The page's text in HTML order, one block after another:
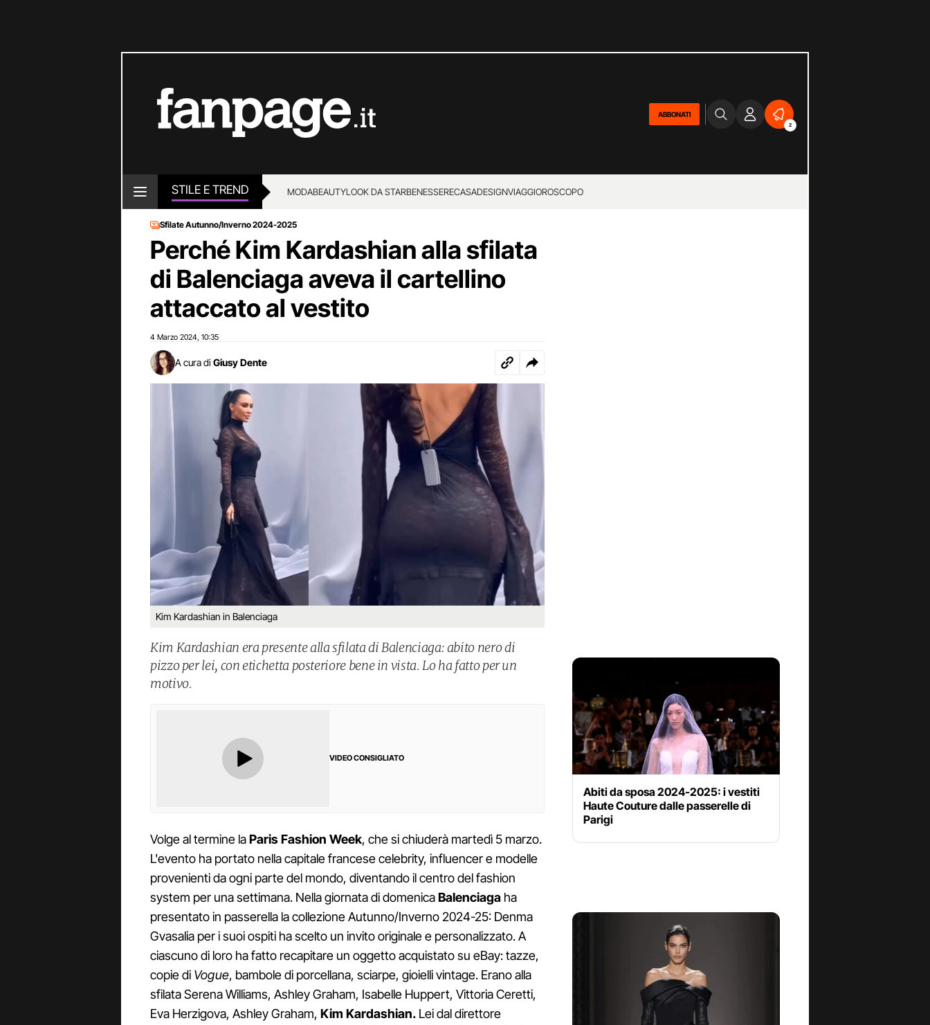
ABBONATI
2
STILE E TREND MODABEAUTYLOOK DA STARBENESSERECASADESIGNVIAGGIOROSCOPO
Sfilate Autunno/Inverno 2024-2025
Perché Kim Kardashian alla sfilata
di Balenciaga aveva il cartellino
attaccato al vestito
4 Marzo 2024 10:35
A cura di Giusy Dente
Kim Kardashian in Balenciaga
Kim Kardashian era presente alla sfilata di Balenciaga: abito nero di
pizzo per lei, con etichetta posteriore bene in vista. Lo ha fatto per un
motivo.
VIDEO CONSIGLIATO
Volge al termine laParis Fashion Week, che si chiuderà martedì 5 marzo.
L'evento ha portato nella capitale francese celebrity, influencer e modelle
provenienti da ogni parte del mondo, diventando il centro del fashion
system per una settimana. Nella giornata di domenicaBalenciaga ha
presentato in passerella la collezione Autunno/Inverno 2024-25: Denma
Gvasalia per i suoi ospiti ha scelto un invito originale e personalizzato. A
ciascuno di loro ha fatto recapitare un oggetto acquistato su eBay: tazze,
copie di Vogue, bambole di porcellana, sciarpe, gioielli vintage. Erano alla
sfilata Serena Williams, Ashley Graham, Isabelle Huppert, Vittoria Ceretti,
Eva Herzigova, Ashley Graham, Kim Kardashian. Lei dal direttore
Abiti da sposa 2024-2025: i vestiti
Haute Couture dalle passerelle di
Parigi